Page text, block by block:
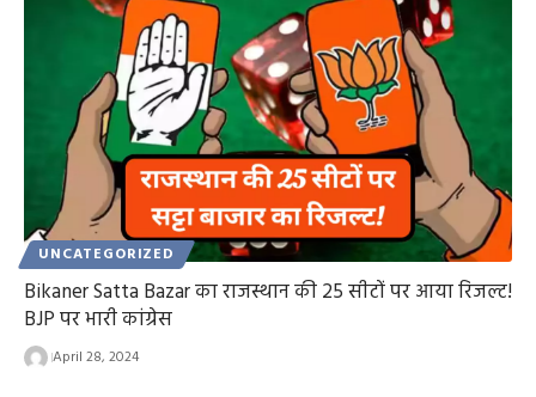
UNCATEGORIZED
Bikaner Satta Bazar का राजस्थान की 25 सीटों पर आया रिजल्ट!
BJP पर भारी कांग्रेस
April 28, 2024